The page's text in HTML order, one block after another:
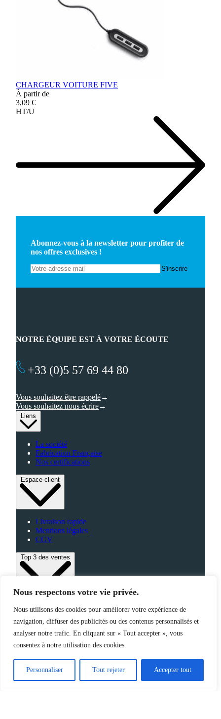
Nous respectons votre vie privée.
Nous utilisons des cookies pour améliorer votre expérience de
navigation, diffuser des publicités ou des contenus personnalisés et
analyser notre trafic. En cliquant sur « Tout accepter », vous
consentez à notre utilisation des cookies.
Personnaliser Tout rejeter Accepter tout
CHARGEUR VOITURE FIVE
À partir de
3,09 €
HT/U
Abonnez-vous à la newsletter pour profiter de
nos offres exclusives !
Liens
La société
Fabrication Française
Nos certifications
Espace client
Livraison rapide
Mentions légales
CGV
Top 3 des ventes
High-Tech
Fabriqué en France
NOTRE ÉQUIPE EST À VOTRE ÉCOUTE
+33 (0)5 57 69 44 80
Vous souhaitez être rappelé
Vous souhaitez nous écrire
©2025 Jemapub – Tous droits réservés